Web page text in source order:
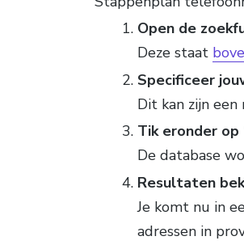
Open de
Deze staat
Specificeer
Dit kan zijn
Tik eronder op
De database
Resultaten
Je komt nu in
adressen in